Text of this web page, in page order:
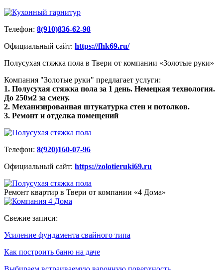
Телефон: 8(910)836-62-98
Официальный сайт: https://fhk69.ru/
Полусухая стяжка пола в Твери от компании «Золотые руки»
Компания "Золотые руки" предлагает услуги:
1. Полусухая стяжка пола за 1 день. Немецкая технология.
До 250м2 за смену.
2. Механизированная штукатурка стен и потолков.
3. Ремонт и отделка помещений
Телефон: 8(920)160-07-96
Официальный сайт: https://zolotieruki69.ru
Ремонт квартир в Твери от компании «4 Дома»
Свежие записи:
Усиление фундамента свайного типа
Как построить баню на даче